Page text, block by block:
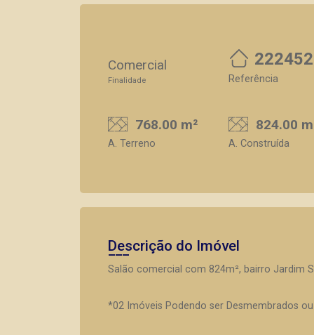
Comercial
Finalidade
222452
Referência
768.00 m²
A. Terreno
824.00
A. Construída
Descrição do Imóvel
Salão comercial com 824m², bairro Jardim
*02 Imóveis Podendo ser Desmembrados